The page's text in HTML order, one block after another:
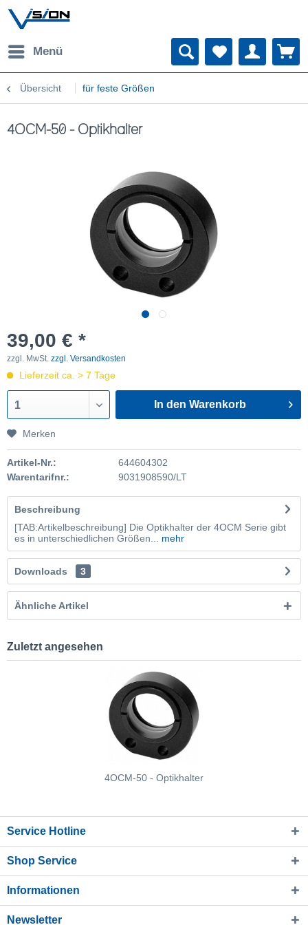
Menü
Übersicht für feste Größen
4OCM-50 - Optikhalter
39,00 € *
zzgl. MwSt. zzgl. Versandkosten
Lieferzeit ca. > 7 Tage
1 In den Warenkorb
Merken
Artikel-Nr.:
644604302
Warentarifnr.:
9031908590/LT
Beschreibung
[TAB:Artikelbeschreibung] Die Optikhalter der 4OCM Serie gibt
es in unterschiedlichen Größen...
mehr
Downloads 3
Ähnliche Artikel
Zuletzt angesehen
4OCM-50 - Optikhalter
Service Hotline
Shop Service
Informationen
Newsletter